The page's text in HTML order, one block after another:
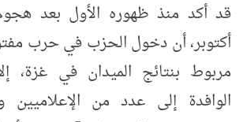
أكتوبر، أن دخول الحزب في حرب
مربوط بنتائج الميدان في غزة،
الوافدة إلى عدد من الإعلاميين